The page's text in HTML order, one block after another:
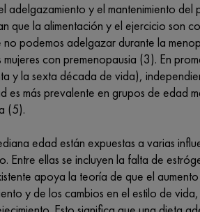
adelgazamiento y el mantenimiento
que la alimentación y el ejercicio son
podemos adelgazar durante la
con premenopausia (3). En
y la sexta década de vida),
es más prevalente en grupos de edad
(5).
edad están expuestas a varias
ellas se incluyen la falta de
apoya la teoría de que el
y de los cambios en el estilo de